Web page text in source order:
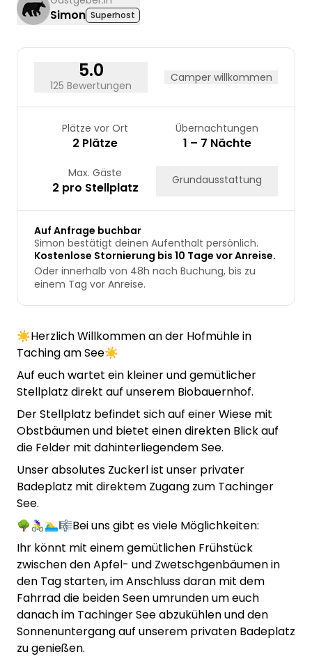
24
25 26
Simon Superhost
5.0
125 Bewertungen
Camper willkommen
Plätze vor Ort
2 Plätze
Übernachtungen
1 – 7 Nächte
Max. Gäste
2 pro Stellplatz Grundausstattung
Auf Anfrage buchbar
Simon bestätigt deinen Aufenthalt persönlich.
Kostenlose Stornierung bis 10 Tage vor Anreise.
Oder innerhalb von 48h nach Buchung, bis zu
einem Tag vor Anreise.
☀️Herzlich Willkommen an der Hofmühle in
Taching am See☀️
Auf euch wartet ein kleiner und gemütlicher
Stellplatz direkt auf unserem Biobauernhof.
Der Stellplatz befindet sich auf einer Wiese mit
Obstbäumen und bietet einen direkten Blick auf
die Felder mit dahinterliegendem See.
Unser absolutes Zuckerl ist unser privater
Badeplatz mit direktem Zugang zum Tachinger
See.
🌳🚴‍♀️🏊‍♂️🎼Bei uns gibt es viele Möglichkeiten:
Ihr könnt mit einem gemütlichen Frühstück
zwischen den Apfel- und Zwetschgenbäumen in
den Tag starten, im Anschluss daran mit dem
Fahrrad die beiden Seen umrunden um euch
danach im Tachinger See abzukühlen und den
Sonnenuntergang auf unserem privaten Badeplatz
zu genießen.